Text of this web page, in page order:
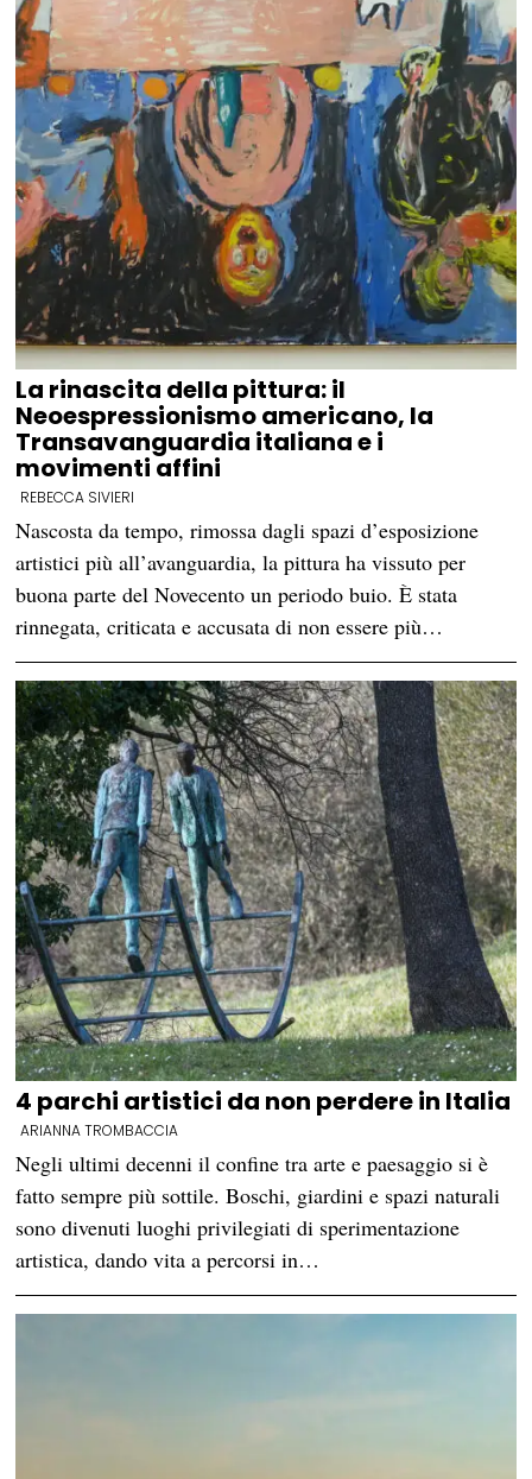
La rinascita della pittura: il
Neoespressionismo americano, la
Transavanguardia italiana e i
movimenti affini
REBECCA SIVIERI
Nascosta da tempo, rimossa dagli spazi d’esposizione
artistici più all’avanguardia, la pittura ha vissuto per
buona parte del Novecento un periodo buio. È stata
rinnegata, criticata e accusata di non essere più…
4 parchi artistici da non perdere in Italia
ARIANNA TROMBACCIA
Negli ultimi decenni il confine tra arte e paesaggio si è
fatto sempre più sottile. Boschi, giardini e spazi naturali
sono divenuti luoghi privilegiati di sperimentazione
artistica, dando vita a percorsi in…